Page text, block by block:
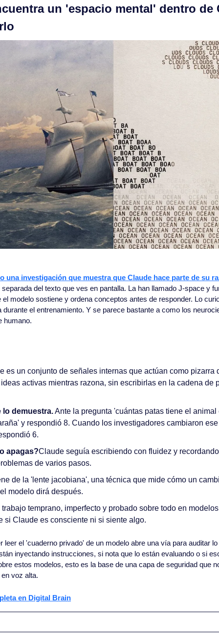
un 'espacio mental' dentro de
una investigación que muestra que Claude hace parte de su
separada del texto que ves en pantalla. La han llamado J-space y
el modelo sostiene y ordena conceptos antes de responder. Lo
durante el entrenamiento. Y se parece bastante a como los
humano.
es un conjunto de señales internas que actúan como pizarra
activas mientras razona, sin escribirlas en la cadena de
lo demuestra. Ante la pregunta 'cuántas patas tiene el
y respondió 8. Cuando los investigadores cambiaron
6.
apagas?Claude seguía escribiendo con fluidez y
de varios pasos.
de la 'lente jacobiana', una técnica que mide cómo un
modelo dirá después.
temprano, imperfecto y probado sobre todo en
si Claude es consciente ni si siente algo.
leer el 'cuaderno privado' de un modelo abre una vía para auditar
inyectando instrucciones, si nota que lo están evaluando o si
estos modelos, esto es la base de una capa de seguridad que
voz alta.
en Digital Brain